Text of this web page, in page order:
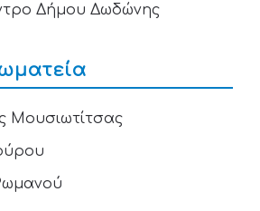
Δήμου Δωδώνης
Μουσιωτίτσας